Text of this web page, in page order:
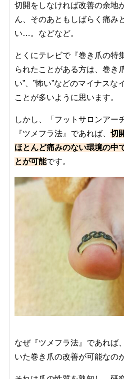
切開をしなければ改善の余地
ん、そのあともしばらく痛み
い…。などなど。
とくにテレビで『巻き爪の特
られたことがある方は、巻き
い”、”怖い”などのマイナスな
ことが多いように思います。
しかし、「フットサロンアー
『ツメフラ法』であれば、 切
ほとんど痛みのない環境の中
とが可能です。
なぜ『ツメフラ法』であれば
いた巻き爪の改善が可能なの